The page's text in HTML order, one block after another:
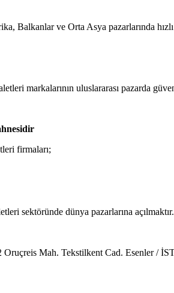
Balkanlar ve Orta Asya pazarlarında
markalarının uluslararası pazarda
firmaları;
sektöründe dünya pazarlarına açılmaktır.
Mah. Tekstilkent Cad. Esenler /